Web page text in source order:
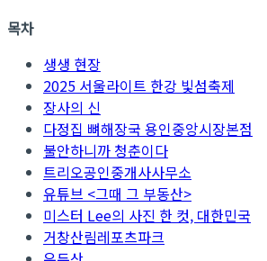
목차
생생 현장
2025 서울라이트 한강 빛섬축제
장사의 신
다정집 뼈해장국 용인중앙시장본점
불안하니까 청춘이다
트리오공인중개사사무소
유튜브 <그때 그 부동산>
미스터 Lee의 사진 한 컷, 대한민국
거창산림레포츠파크